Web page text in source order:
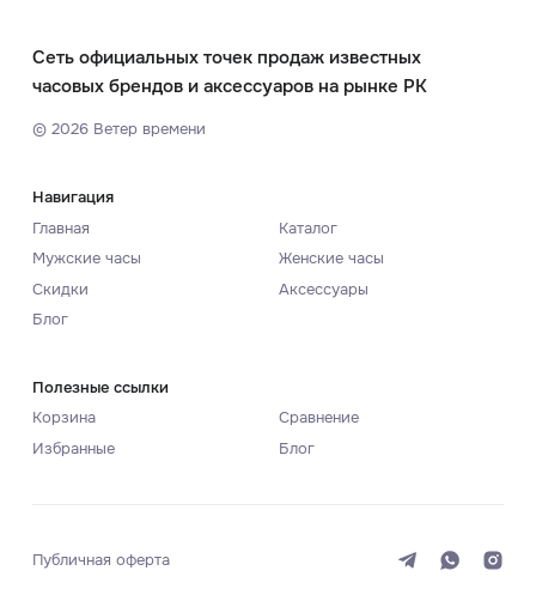
Сеть официальных точек продаж известных
часовых брендов и аксессуаров на рынке РК
© 2026Ветер времени
Навигация
Главная
Каталог
Мужские часы
Женские часы
Скидки
Аксессуары
Блог
Полезные ссылки
Корзина
Сравнение
Избранные
Блог
Публичная оферта Светлая